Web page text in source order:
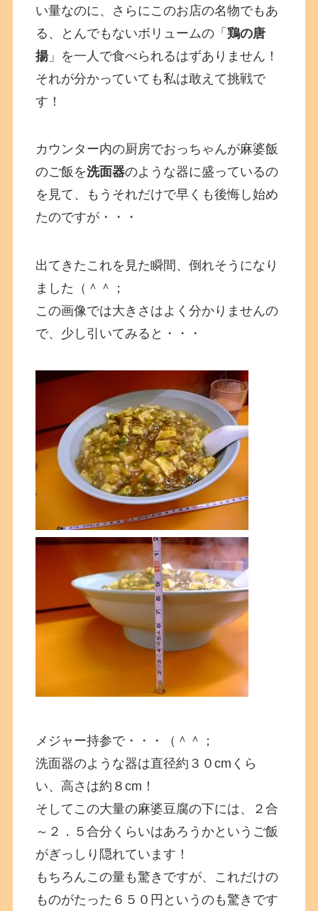
い量なのに、さらにこのお店の名物でもあ
る、とんでもないボリュームの「鶏の唐
揚 」を一人で食べられるはずありません！
それが分かっていても私は敢えて挑戦で
す！
カウンター内の厨房でおっちゃんが麻婆飯
のご飯を洗面器のような器に盛っているの
を見て、もうそれだけで早くも後悔し始め
たのですが・・・
出てきたこれを見た瞬間、倒れそうになり
ました（＾＾；
この画像では大きさはよく分かりませんの
で、少し引いてみると・・・
メジャー持参で・・・（＾＾；
洗面器のような器は直径約３０cmくら
い、高さは約８cm！
そしてこの大量の麻婆豆腐の下には、２合
～２．５合分くらいはあろうかというご飯
がぎっしり隠れています！
もちろんこの量も驚きですが、これだけの
ものがたった６５０円というのも驚きです